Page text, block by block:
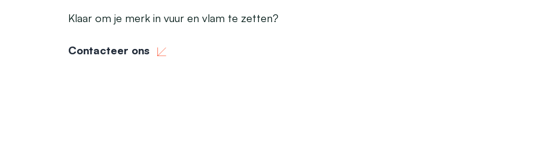
Klaar om je merk in vuur en vlam te zetten?
Contacteer ons